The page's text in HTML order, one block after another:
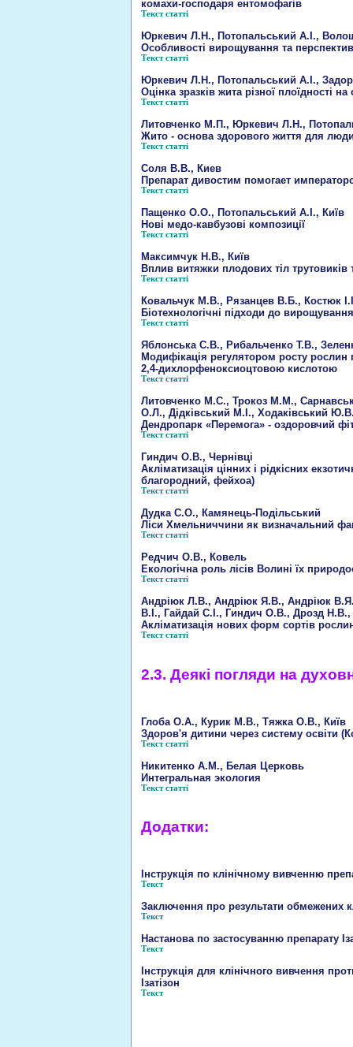
комахи-господаря ентомофагів
Текст статті
Юркевич Л.Н., Потопальський А.І.,
Особливості вирощування та
Текст статті
Юркевич Л.Н., Потопальський А.І.,
Оцінка зразків жита різної плоїдності
Текст статті
Литовченко М.П., Юркевич Л.Н.,
Жито - основа здорового життя для
Текст статті
Соля В.В., Киев
Препарат дивостим помогает
Текст статті
Пащенко О.О., Потопальський А.І., Київ
Нові медо-кавбузові композиції
Текст статті
Максимчук Н.В., Київ
Вплив витяжки плодових тіл трутовиків
Текст статті
Ковальчук М.В., Рязанцев В.Б., Костюк
Біотехнологічні підходи до
Текст статті
Яблонська С.В., Рибальченко Т.В.,
Модифікація регулятором росту рослин
2,4-дихлорфеноксиоцтовою кислотою
Текст статті
Литовченко М.С., Трокоз М.М.,
О.Л., Дідківський М.І., Ходаківський
Дендропарк «Перемога» - оздоровчий
Текст статті
Гиндич О.В., Чернівці
Акліматизація цінних і рідкісних
благородний, фейхоа)
Текст статті
Дудка С.О., Камянець-Подільський
Ліси Хмельниччини як визначальний
Текст статті
Редчич О.В., Ковель
Екологічна роль лісів Волині їх
Текст статті
Андріюк Л.В., Андріюк Я.В., Андріюк
В.І., Гайдай С.І., Гиндич О.В., Дрозд
Акліматизація нових форм сортів
Текст статті
2.3. Деякі погляди на
Глоба О.А., Курик М.В., Тяжка О.В., Київ
Здоров'я дитини через систему освіти
Текст статті
Никитенко А.М., Белая Церковь
Интегральная экология
Текст статті
Додатки:
Інструкція по клiнiчному вивченню
Текст
Заключення про результати обмежених
Текст
Настанова по застосуванню препарату
Текст
Iнструкцiя для клiнiчного вивчення
Ізатізон
Текст